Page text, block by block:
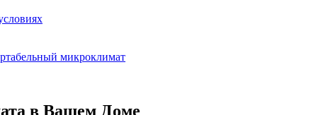
микроклимат
в Вашем Доме